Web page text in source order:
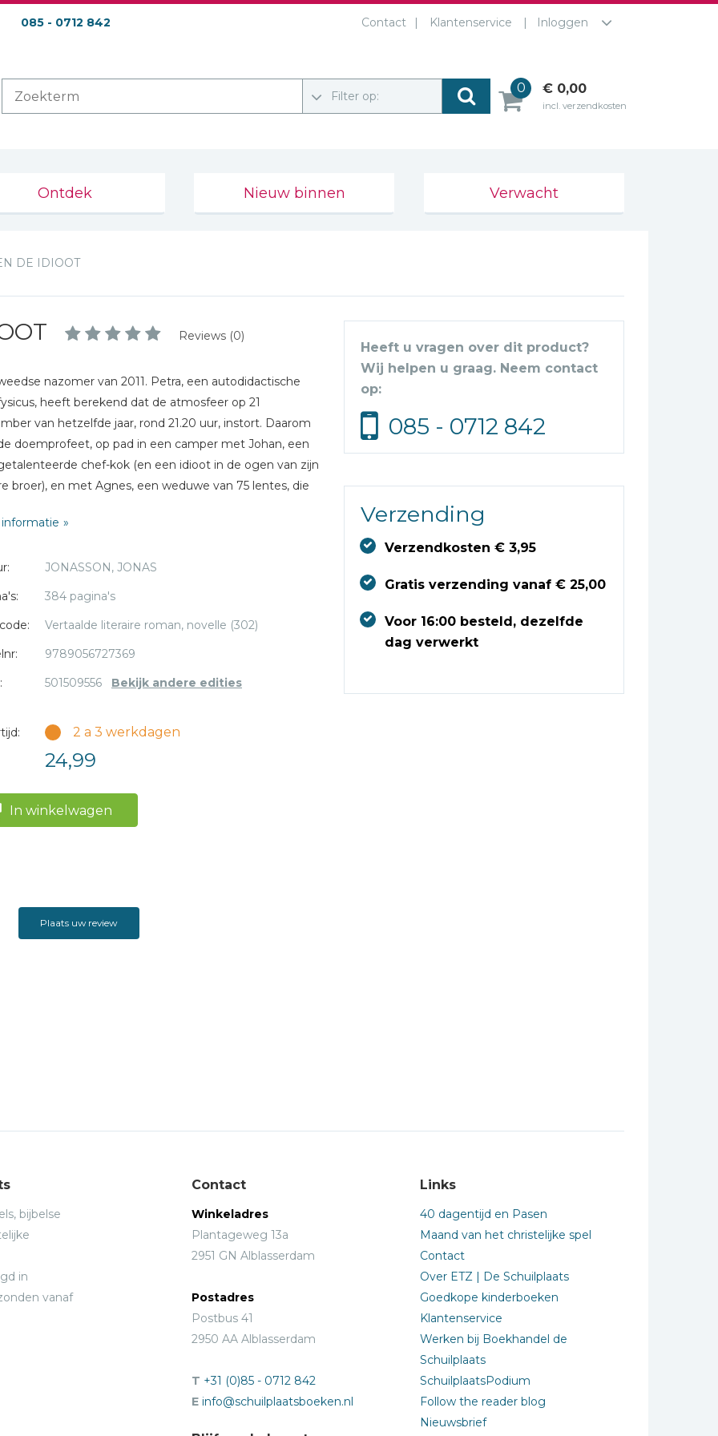
085 - 0712 842 Contact Klantenservice Inloggen
Filter op:
0 € 0,00
incl. verzendkosten
Ontdek Nieuw binnen Verwacht
DE IDIOOT
Reviews (0)
nazomer van 2011. Petra, een autodidactische
heeft berekend dat de atmosfeer op 21
van hetzelfde jaar, rond 21.20 uur, instort. Daarom
doemprofeet, op pad in een camper met Johan, een
chef-kok (en een idioot in de ogen van zijn
broer), en met Agnes, een weduwe van 75 lentes, die
Voordat de aarde vergaat moeten ze Rome zien te
wil vertellen. En uiteraard gaat niets zoals gepland.
een bizarre roadtrip door Europa, Afrika en Amerika en
werkt.
JONASSON, JONAS
384 pagina's
Vertaalde literaire roman, novelle (302)
9789056727369
501509556 Bekijk andere edities
2 a 3 werkdagen
24,99
In winkelwagen
Heeft u vragen over dit product?
Wij helpen u graag. Neem contact
op:
085 - 0712 842
Verzending
Verzendkosten € 3,95
Gratis verzending vanaf € 25,00
Voor 16:00 besteld, dezelfde
dag verwerkt
Plaats uw review
bijbelse
in
vanaf
Contact
Winkeladres
Plantageweg 13a
2951 GN Alblasserdam
Postadres
Postbus 41
2950 AA Alblasserdam
T +31 (0)85 - 0712 842
E info@schuilplaatsboeken.nl
Links
40 dagentijd en Pasen
Maand van het christelijke spel
Contact
Over ETZ | De Schuilplaats
Goedkope kinderboeken
Klantenservice
Werken bij Boekhandel de
Schuilplaats
SchuilplaatsPodium
Follow the reader blog
Nieuwsbrief